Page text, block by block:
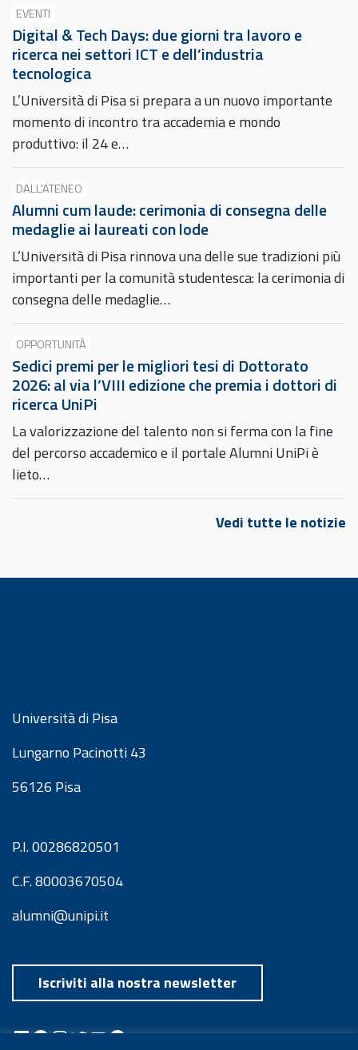
EVENTI
Digital & Tech Days: due giorni tra lavoro e
ricerca nei settori ICT e dell’industria
tecnologica
L’Università di Pisa si prepara a un nuovo importante
momento di incontro tra accademia e mondo
produttivo: il 24 e…
DALL'ATENEO
Alumni cum laude: cerimonia di consegna delle
medaglie ai laureati con lode
L’Università di Pisa rinnova una delle sue tradizioni più
importanti per la comunità studentesca: la cerimonia di
consegna delle medaglie…
OPPORTUNITÀ
Sedici premi per le migliori tesi di Dottorato
2026: al via l’VIII edizione che premia i dottori di
ricerca UniPi
La valorizzazione del talento non si ferma con la fine
del percorso accademico e il portale Alumni UniPi è
lieto…
Vedi tutte le notizie
Università di Pisa
Lungarno Pacinotti 43
56126 Pisa
P.I. 00286820501
C.F. 80003670504
alumni@unipi.it
Iscriviti alla nostra newsletter
LinkedIn Facebook InstagramTwitter YouTube Spotify Telegram